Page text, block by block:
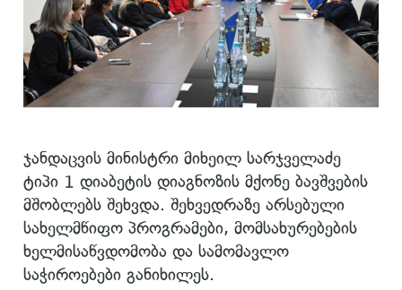
ჯანდაცვის მინისტრი მიხეილ სარჯველაძე
ტიპი 1 დიაბეტის დიაგნოზის მქონე ბავშვების
მშობლებს შეხვდა. შეხვედრაზე არსებული
სახელმწიფო პროგრამები, მომსახურებების
ხელმისაწვდომობა და სამომავლო
საჭიროებები განიხილეს.